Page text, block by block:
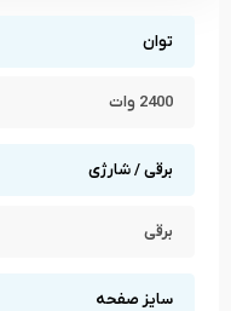
توان
2400 وات
برقی / شارژی
برقی
سایز صفحه